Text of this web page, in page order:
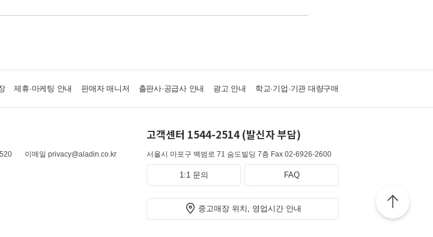
제휴·마케팅 안내 판매자 매니저 출판사·공급사 안내 광고 안내 학교·기업·기관 대량구매
이메일 privacy@aladin.co.kr
고객센터 1544-2514 (발신자 부담)
서울시 마포구 백범로 71 숨도빌딩 7층 Fax 02-6926-2600
1:1 문의 FAQ
중고매장 위치, 영업시간 안내